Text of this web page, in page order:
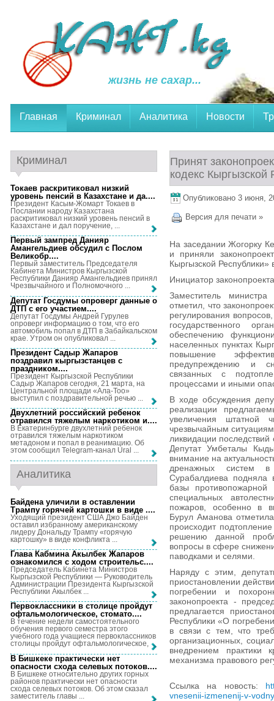
жизнь не сахар...
Главная Криминал Аналитика Новости
Принят
кодекс Кыргызской
Опубликовано 3 июня,
Версия для печати »
На заседании Жогорку
и приняли
Кыргызской Республики»
Инициатор
Заместитель
отметил, что
регулирования
государственного
обеспечению
населенных пунктах
повышение
предупреждению и
связанных с
процессами и иными
В ходе обсуждения
реализации
увеличения штатной
чрезвычайным
ликвидации последствий
Депутат Умбеталы
внимание на
дренажных систем в
Сурабалдиева подняла
базы противопожарной
специальных
пожаров, особенно в
Бурул Аманова
происходит
решению данной
вопросы в сфере
паводками и селями.
Наряду с этим,
приостановлении
погребении и
законопроекта -
предлагается
Республики «О
в связи с тем, что
организационных,
внедрением практики
механизма правового
Ссылка на новость:
vnesenii-izmenenij-v-
Криминал
Токаев раскритиковал низкий
уровень пенсий в Казахстане и да....
Президент Касым-Жомарт Токаев в
Послании народу Казахстана
раскритиковал низкий уровень пенсий в
Казахстане и дал поручение, ...
Первый зампред Данияр
Амангельдиев обсудил с Послом
Великобр....
Первый заместитель Председателя
Кабинета Министров Кыргызской
Республики Данияр Амангельдиев принял
Чрезвычайного и Полномочного ...
Депутат Госдумы опроверг данные о
ДТП с его участием....
Депутат Госдумы Андрей Гурулев
опроверг информацию о том, что его
автомобиль попал в ДТП в Забайкальском
крае. Утром он опубликовал ...
Президент Садыр Жапаров
поздравил кыргызстанцев с
праздником....
Президент Кыргызской Республики
Садыр Жапаров сегодня, 21 марта, на
Центральной площади «Ала-Тоо»
выступил с поздравительной речью ...
Двухлетний российский ребенок
отравился тяжелым наркотиком и....
В Екатеринбурге двухлетний ребенок
отравился тяжелым наркотиком
метадоном и попал в реанимацию. Об
этом сообщил Telegram-канал Ural ...
Аналитика
Байдена уличили в оставлении
Трампу горячей картошки в виде ....
Уходящий президент США Джо Байден
оставил избранному американскому
лидеру Дональду Трампу «горячую
картошку» в виде конфликта ...
Глава Кабмина Акылбек Жапаров
ознакомился с ходом строительс....
Председатель Кабинета Министров
Кыргызской Республики — Руководитель
Администрации Президента Кыргызской
Республики Акылбек ...
Первоклассники в столице пройдут
офтальмологическое, стомато....
В течение недели самостоятельного
обучения первого семестра этого
учебного года учащиеся первоклассников
столицы пройдут офтальмологическое, ...
В Бишкеке практически нет
опасности схода селевых потоков....
В Бишкеке относительно других горных
районов практически нет опасности
схода селевых потоков. Об этом сказал
заместитель главы ...